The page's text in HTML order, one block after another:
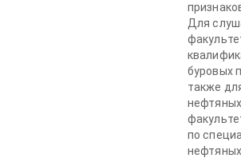
Для
буровых
также
по